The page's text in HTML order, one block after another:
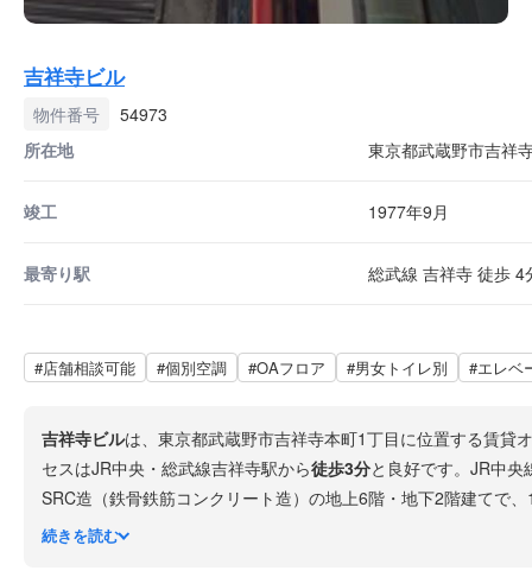
吉祥寺ビル
物件番号
54973
所在地
東京都武蔵野市吉祥
竣工 1977年9月
最寄り駅 総武線 吉祥寺 徒歩 4
#店舗相談可能 #個別空調 #OAフロア #男女トイレ別 #エレベ
吉祥寺ビルは、東京都武蔵野市吉祥寺本町1丁目に位置する賃貸
セスはJR中央・総武線吉祥寺駅から徒歩3分と良好です。JR中
SRC造（鉄骨鉄筋コンクリート造）の地上6階・地下2階建てで
続きを読む